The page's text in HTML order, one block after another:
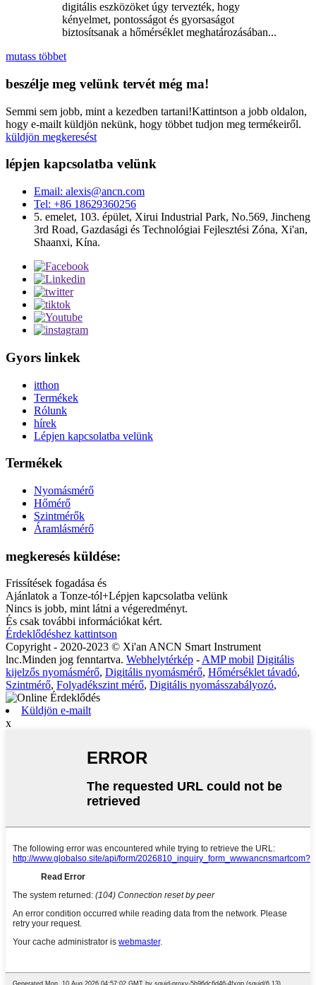
digitális eszközöket úgy tervezték, hogy
kényelmet, pontosságot és gyorsaságot
biztosítsanak a hőmérséklet meghatározásában...
mutass többet
beszélje meg velünk tervét még ma!
Semmi sem jobb, mint a kezedben tartani!Kattintson a jobb oldalon,
hogy e-mailt küldjön nekünk, hogy többet tudjon meg termékeiről.
küldjön megkeresést
lépjen kapcsolatba velünk
Email: alexis@ancn.com
Tel: +86 18629360256
5. emelet, 103. épület, Xirui Industrial Park, No.569, Jincheng
3rd Road, Gazdasági és Technológiai Fejlesztési Zóna, Xi'an,
Shaanxi, Kína.
Gyors linkek
itthon
Termékek
Rólunk
hírek
Lépjen kapcsolatba velünk
Termékek
Nyomásmérő
Hőmérő
Szintmérők
Áramlásmérő
megkeresés küldése:
Frissítések fogadása és
Ajánlatok a Tonze-tól+Lépjen kapcsolatba velünk
Nincs is jobb, mint látni a végeredményt.
És csak további információkat kért.
Érdeklődéshez kattintson
Copyright - 2020-2023 © Xi'an ANCN Smart Instrument
lnc.Minden jog fenntartva. Webhelytérkép - AMP mobil Digitális
kijelzős nyomásmérő, Digitális nyomásmérő, Hőmérséklet távadó,
Szintmérő, Folyadékszint mérő, Digitális nyomásszabályozó,
Küldjön e-mailt
x